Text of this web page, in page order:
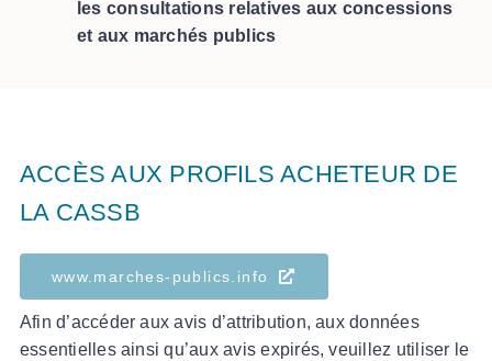
les consultations relatives aux concessions
et aux marchés publics
ACCÈS AUX PROFILS ACHETEUR DE
LA CASSB
www.marches-publics.info
Afin d’accéder aux avis d’attribution, aux données
essentielles ainsi qu’aux avis expirés, veuillez utiliser le